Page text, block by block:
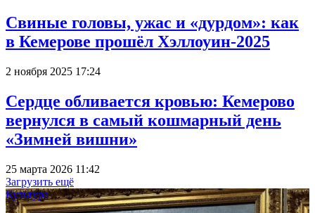
Свиные головы, ужас и «дурдом»: как
в Кемерове прошёл Хэллоуин-2025
2 ноября 2025 17:24
Сердце обливается кровью: Кемерово
вернулся в самый кошмарный день
«Зимней вишни»
25 марта 2026 11:42
Загрузить ещё
Культура